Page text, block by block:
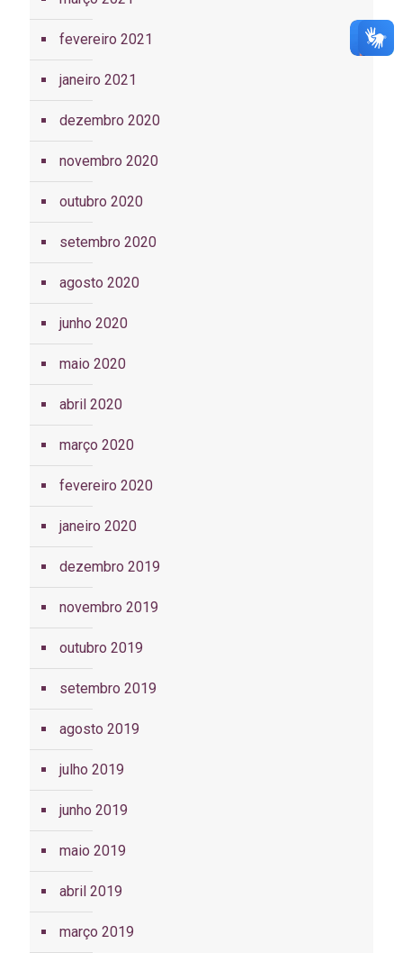
fevereiro 2021
janeiro 2021
dezembro 2020
novembro 2020
outubro 2020
setembro 2020
agosto 2020
junho 2020
maio 2020
abril 2020
março 2020
fevereiro 2020
janeiro 2020
dezembro 2019
novembro 2019
outubro 2019
setembro 2019
agosto 2019
julho 2019
junho 2019
maio 2019
abril 2019
março 2019